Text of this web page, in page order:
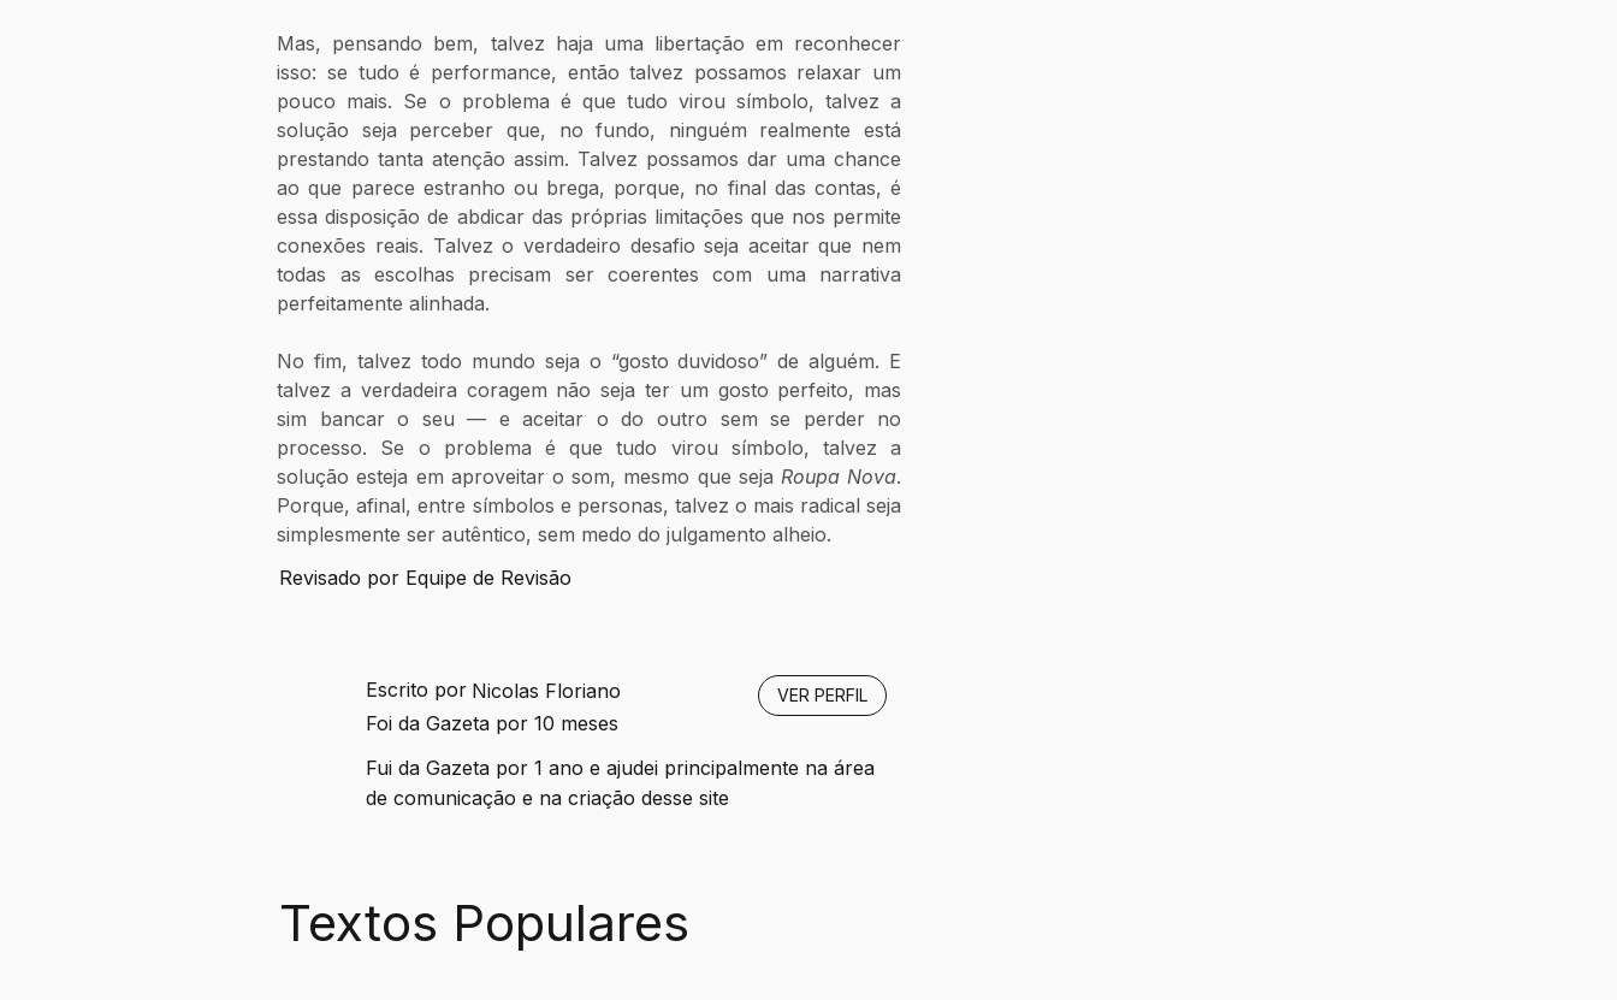
Mas, pensando bem, talvez haja uma libertação em reconhecer
isso: se tudo é performance, então talvez possamos relaxar um
pouco mais. Se o problema é que tudo virou símbolo, talvez a
solução seja perceber que, no fundo, ninguém realmente está
prestando tanta atenção assim. Talvez possamos dar uma chance
ao que parece estranho ou brega, porque, no final das contas, é
essa disposição de abdicar das próprias limitações que nos permite
conexões reais. Talvez o verdadeiro desafio seja aceitar que nem
todas as escolhas precisam ser coerentes com uma narrativa
perfeitamente alinhada.
No fim, talvez todo mundo seja o “gosto duvidoso” de alguém. E
talvez a verdadeira coragem não seja ter um gosto perfeito, mas
sim bancar o seu — e aceitar o do outro sem se perder no
processo. Se o problema é que tudo virou símbolo, talvez a
solução esteja em aproveitar o som, mesmo que seja Roupa Nova.
Porque, afinal, entre símbolos e personas, talvez o mais radical seja
simplesmente ser autêntico, sem medo do julgamento alheio.
Revisado por Equipe de Revisão
Escrito por Nicolas Floriano
Foi da Gazeta por 10 meses
Fui da Gazeta por 1 ano e ajudei principalmente na área
de comunicação e na criação desse site
VER PERFIL
Textos Populares